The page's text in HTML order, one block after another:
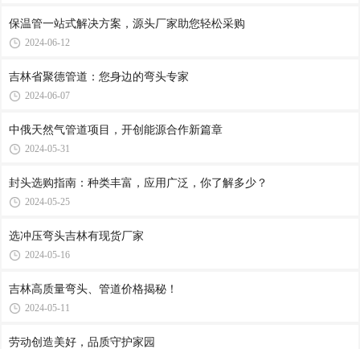
保温管一站式解决方案，源头厂家助您轻松采购
2024-06-12
吉林省聚德管道：您身边的弯头专家
2024-06-07
中俄天然气管道项目，开创能源合作新篇章
2024-05-31
封头选购指南：种类丰富，应用广泛，你了解多少？
2024-05-25
选冲压弯头吉林有现货厂家
2024-05-16
吉林高质量弯头、管道价格揭秘！
2024-05-11
劳动创造美好，品质守护家园